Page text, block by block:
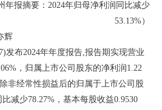
年报摘要：2024年归母净利润同比减少
53.13%）
辉
发布2024年年度报告,报告期实现营业
，归属上市公司股东的净利润1.22
非经常性损益后的归属于上市公司股
减少78.27%，基本每股收益0.9530